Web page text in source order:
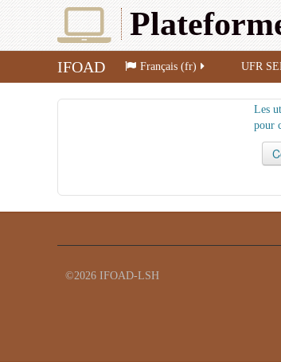
IFOAD Français (fr) UFR
Les
pour
©2026 IFOAD-LSH